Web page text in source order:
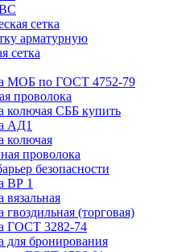
сетка
арматурную
сетка
МОБ по ГОСТ 4752-79
проволока
колючая СББ купить
АД1
колючая
проволока
безопасности
ВР 1
вязальная
гвоздильная (торговая)
ГОСТ 3282-74
для бронирования